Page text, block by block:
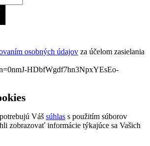
osobných údajov za účelom zasielania
HDbfWgdf7hn3NpxYEsEo-
Váš súhlas s použitím súborov
zobrazovať informácie týkajúce sa Vašich